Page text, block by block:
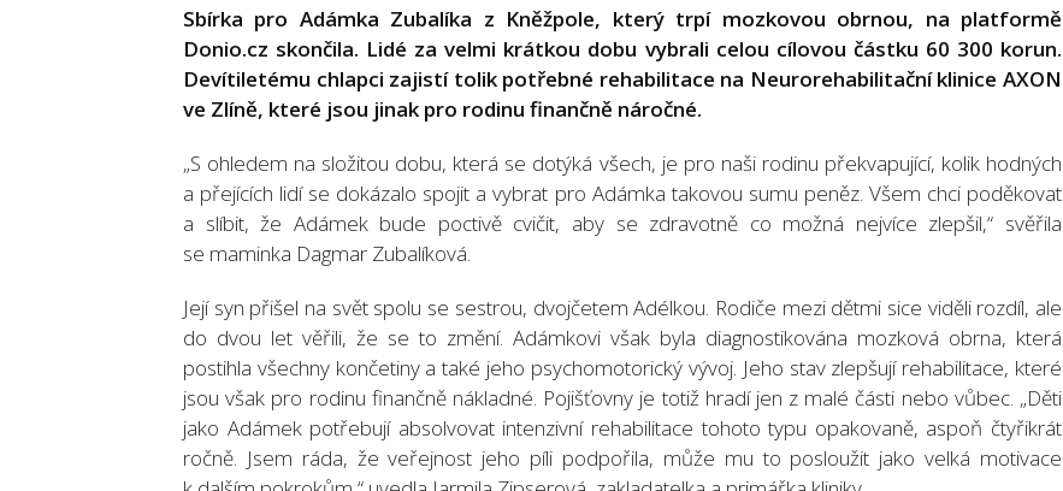
Sbírka pro Adámka Zubalíka z Kněžpole, který trpí mozkovou obrnou, na platformě
Donio.cz skončila. Lidé za velmi krátkou dobu vybrali celou cílovou částku 60 300 korun.
Devítiletému chlapci zajistí tolik potřebné rehabilitace na Neurorehabilitační klinice AXON
ve Zlíně, které jsou jinak pro rodinu finančně náročné.
„S ohledem na složitou dobu, která se dotýká všech, je pro naši rodinu překvapující, kolik hodných
a přejících lidí se dokázalo spojit a vybrat pro Adámka takovou sumu peněz. Všem chci poděkovat
a slíbit, že Adámek bude poctivě cvičit, aby se zdravotně co možná nejvíce zlepšil,“ svěřila
se maminka Dagmar Zubalíková.
Její syn přišel na svět spolu se sestrou, dvojčetem Adélkou. Rodiče mezi dětmi sice viděli rozdíl, ale
do dvou let věřili, že se to změní. Adámkovi však byla diagnostikována mozková obrna, která
postihla všechny končetiny a také jeho psychomotorický vývoj. Jeho stav zlepšují rehabilitace, které
jsou však pro rodinu finančně nákladné. Pojišťovny je totiž hradí jen z malé části nebo vůbec. „Děti
jako Adámek potřebují absolvovat intenzivní rehabilitace tohoto typu opakovaně, aspoň čtyřikrát
ročně. Jsem ráda, že veřejnost jeho píli podpořila, může mu to posloužit jako velká motivace